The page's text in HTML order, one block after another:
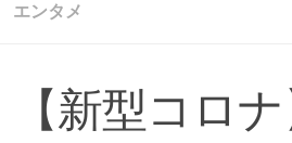
エンタメ
【新型コロ